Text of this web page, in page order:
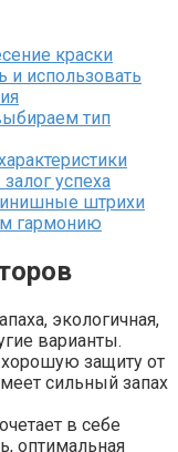
краски
и использовать
тип
успеха
штрихи
гармонию
экологичная,
варианты.
защиту от
сильный запах
в себе
оптимальная